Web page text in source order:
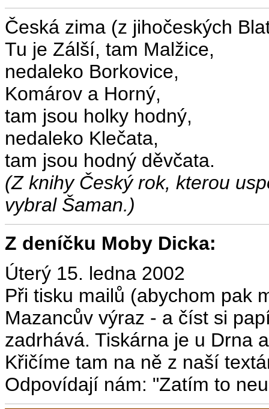
Česká zima (z jihočeských
Tu je Zálší, tam Malžice,
nedaleko Borkovice,
Komárov a Horný,
tam jsou holky hodný,
nedaleko Klečata,
tam jsou hodný děvčata.
(Z knihy Český rok, kterou
vybral Šaman.)
Z deníčku Moby Dicka:
Úterý 15. ledna 2002
Při tisku mailů (abychom pak
Mazancův výraz - a číst si
zadrhává. Tiskárna je u Drna
Křičíme tam na ně z naší
Odpovídají nám: "Zatím to